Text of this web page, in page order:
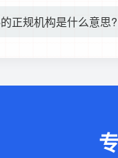
正规机构是什么意思?